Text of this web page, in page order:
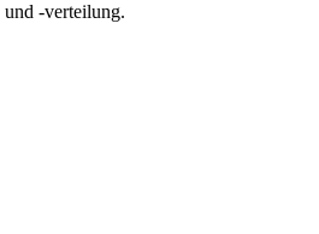
und -verteilung.